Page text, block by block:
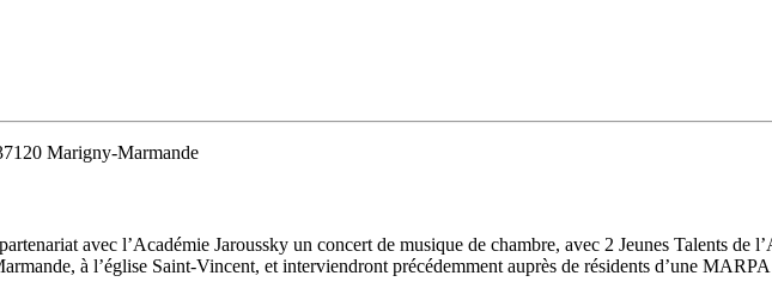
Marigny-Marmande
avec l’Académie Jaroussky un concert de musique de chambre, avec 2 Jeunes Talents de
à l’église Saint-Vincent, et interviendront précédemment auprès de résidents d’une